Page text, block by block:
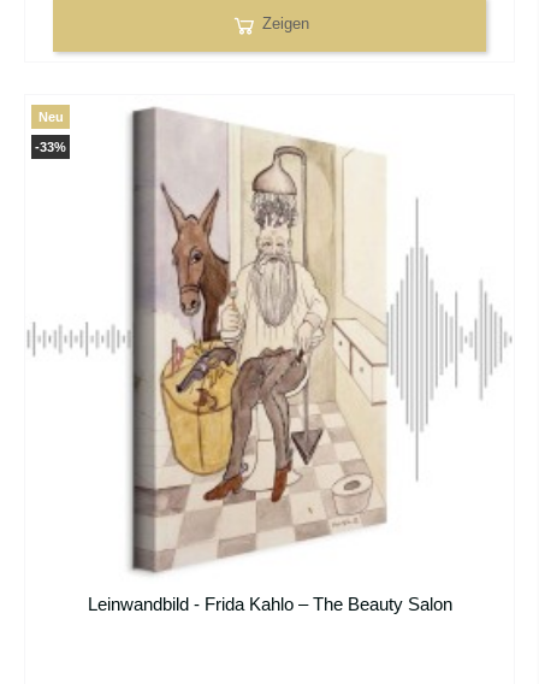
Zeigen
Leinwandbild - Frida Kahlo – The Beauty Salon
-33%
Neu